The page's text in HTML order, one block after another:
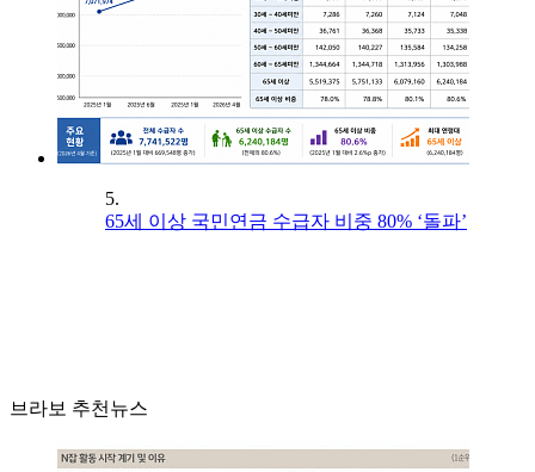
5.
65세 이상 국민연금 수급자 비중 80% ‘돌파’
브라보 추천뉴스